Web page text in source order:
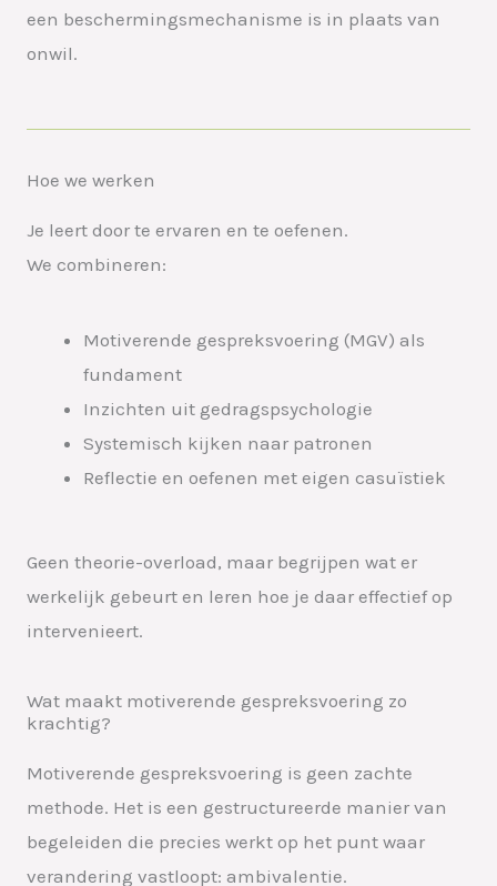
een beschermingsmechanisme is in plaats van
onwil.
Hoe we werken
Je leert door te ervaren en te oefenen.
We combineren:
Motiverende gespreksvoering (MGV) als
fundament
Inzichten uit gedragspsychologie
Systemisch kijken naar patronen
Reflectie en oefenen met eigen casuïstiek
Geen theorie-overload, maar begrijpen wat er
werkelijk gebeurt en leren hoe je daar effectief op
intervenieert.
Wat maakt motiverende gespreksvoering zo
krachtig?
Motiverende gespreksvoering is geen zachte
methode. Het is een gestructureerde manier van
begeleiden die precies werkt op het punt waar
verandering vastloopt: ambivalentie.